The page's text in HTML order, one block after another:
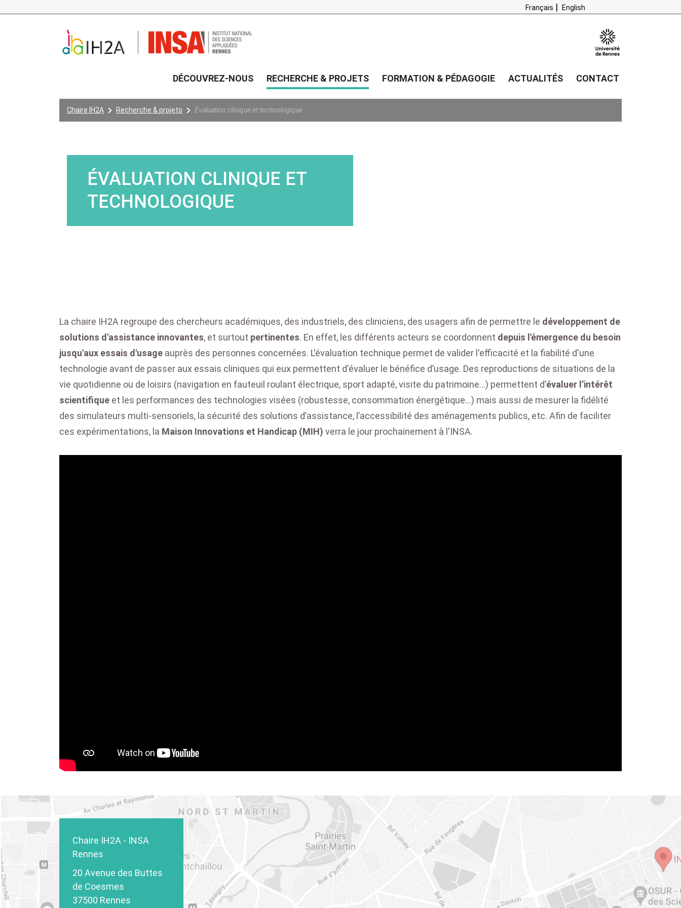
Français English
DÉCOUVREZ-NOUS RECHERCHE & PROJETS FORMATION & PÉDAGOGIE ACTUALITÉS CONTACT
Vous êtes ici:
Chaire IH2A Recherche & projets Évaluation clinique et technologique
ÉVALUATION CLINIQUE ET
TECHNOLOGIQUE
La chaire IH2A regroupe des chercheurs académiques, des industriels, des cliniciens, des usagers afin de permettre le développement de
solutions d'assistance innovantes, et surtout pertinentes. En effet, les différents acteurs se coordonnent depuis l'émergence du besoin
jusqu'aux essais d'usage auprès des personnes concernées. L'évaluation technique permet de valider l'efficacité et la fiabilité d'une
technologie avant de passer aux essais cliniques qui eux permettent d'évaluer le bénéfice d’usage. Des reproductions de situations de la
vie quotidienne ou de loisirs (navigation en fauteuil roulant électrique, sport adapté, visite du patrimoine…) permettent d’évaluer l’intérêt
scientifique et les performances des technologies visées (robustesse, consommation énergétique…) mais aussi de mesurer la fidélité
des simulateurs multi-sensoriels, la sécurité des solutions d’assistance, l’accessibilité des aménagements publics, etc. Afin de faciliter
ces expérimentations, la Maison Innovations et Handicap (MIH) verra le jour prochainement à l'INSA.
Chaire IH2A - INSA
Rennes
20 Avenue des Buttes
de Coesmes
37500 Rennes